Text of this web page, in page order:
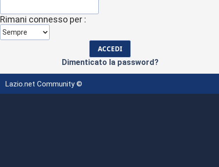
Rimani connesso per :
Dimenticato la password?
Lazio.net Community ©